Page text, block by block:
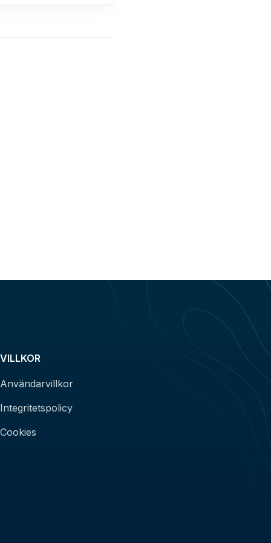
VILLKOR
Användarvillkor
Integritetspolicy
Cookies